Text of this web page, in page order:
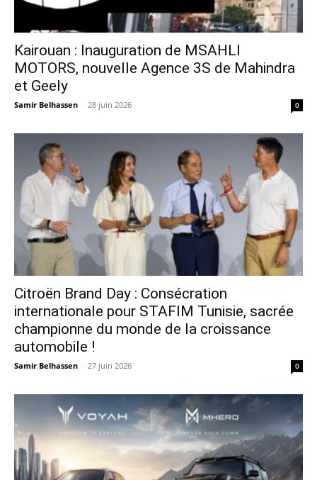
Kairouan : Inauguration de MSAHLI
MOTORS, nouvelle Agence 3S de Mahindra
et Geely
Samir Belhassen - 28 juin 2026 0
Citroën Brand Day : Consécration
internationale pour STAFIM Tunisie, sacrée
championne du monde de la croissance
automobile !
Samir Belhassen - 27 juin 2026 0